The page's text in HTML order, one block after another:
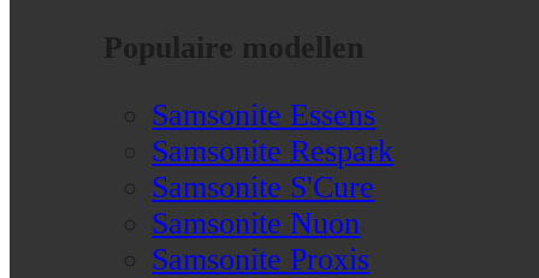
Populaire modellen
Samsonite Essens
Samsonite Respark
Samsonite S'Cure
Samsonite Nuon
Samsonite Proxis